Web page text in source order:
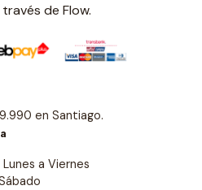
de Flow.
en Santiago.
a Viernes